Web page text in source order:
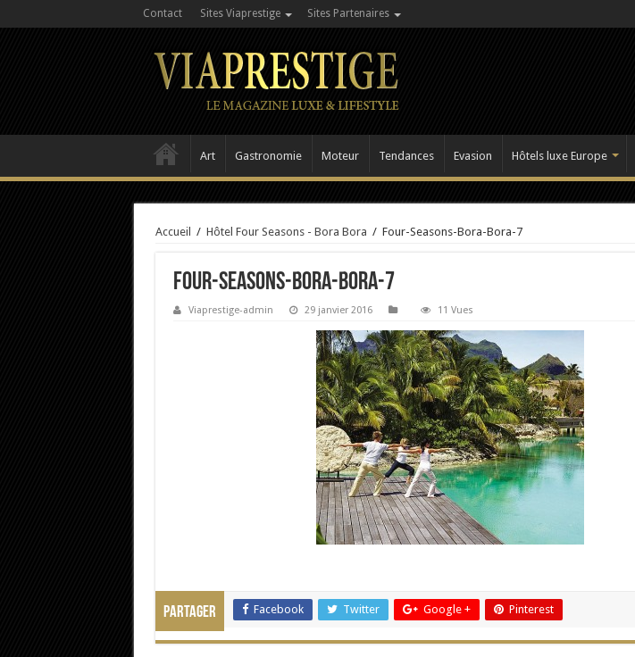
Contact Sites Viaprestige Sites Partenaires
Art Gastronomie Moteur Tendances Evasion Hôtels luxe Europe
Accueil / Hôtel Four Seasons - Bora Bora / Four-Seasons-Bora-Bora-7
Four-Seasons-Bora-Bora-7
Viaprestige-admin 29 janvier 2016 11 Vues
Partager Facebook Twitter Google + Pinterest